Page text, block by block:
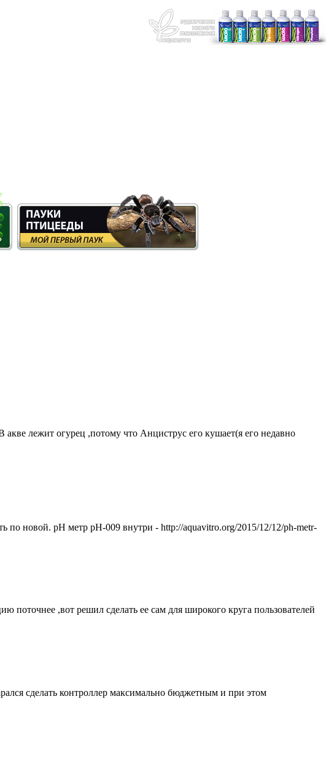
лежит огурец ,потому что Анциструс его кушает(я его недавно
новой. pH метр pH-009 внутри - http://aquavitro.org/2015/12/12/ph-metr-
,вот решил сделать ее сам для широкого круга пользователей
сделать контроллер максимально бюджетным и при этом